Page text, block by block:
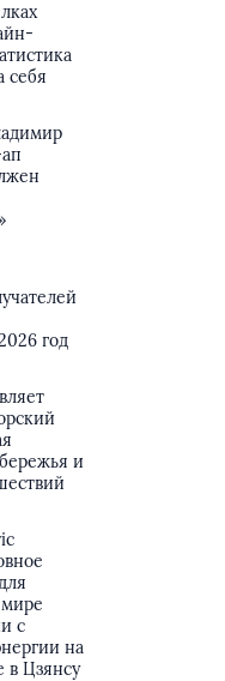
себя
год
и
с
на
в Цзянсу